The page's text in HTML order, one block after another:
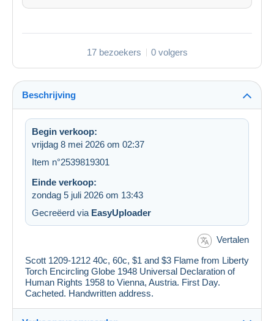
17 bezoekers 0 volgers
Beschrijving
Begin verkoop:
vrijdag 8 mei 2026 om 02:37
Item n°2539819301
Einde verkoop:
zondag 5 juli 2026 om 13:43
Gecreëerd via EasyUploader
Vertalen
Scott 1209-1212 40c, 60c, $1 and $3 Flame from Liberty
Torch Encircling Globe 1948 Universal Declaration of
Human Rights 1958 to Vienna, Austria. First Day.
Cacheted. Handwritten address.